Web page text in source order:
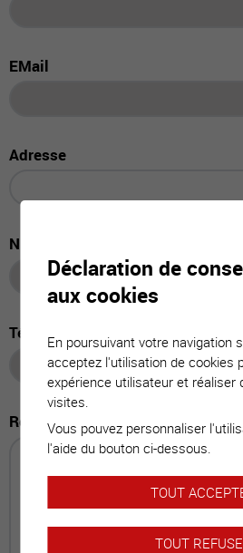
EMail
Adresse
NPA, Localité
Tél. mobile
Remarque
Déclaration de
aux cookies
En poursuivant votre navigation
acceptez l'utilisation de cookies
expérience utilisateur et
visites.
Vous pouvez personnaliser
l'aide du bouton ci-dessous.
TOUT
TOUT